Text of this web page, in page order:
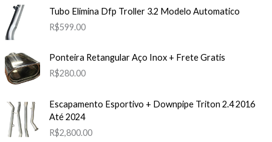
Tubo Elimina Dfp Troller 3.2 Modelo Automatico
R$599.00
Ponteira Retangular Aço Inox + Frete Gratis
R$280.00
Escapamento Esportivo + Downpipe Triton 2.4 2016
Até 2024
R$2,800.00